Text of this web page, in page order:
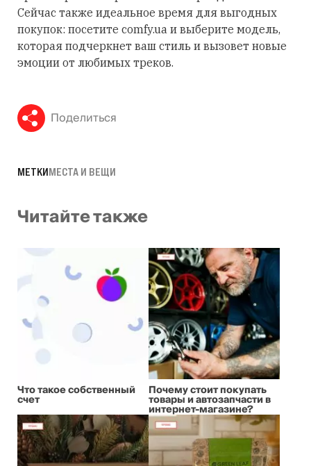
Сейчас также идеальное время для выгодных
покупок: посетите comfy.ua и выберите модель,
которая подчеркнет ваш стиль и вызовет новые
эмоции от любимых треков.
Поделиться
МЕТКИМЕСТА И ВЕЩИ
Читайте также
Что такое собственный
счет
Почему стоит покупать
товары и автозапчасти в
интернет-магазине?